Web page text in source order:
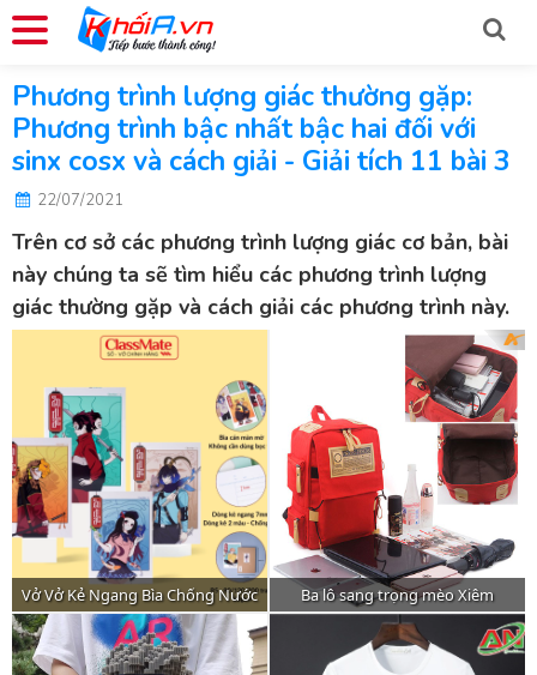
Phương trình lượng giác thường gặp:
Phương trình bậc nhất bậc hai đối với
sinx cosx và cách giải - Giải tích 11 bài 3
22/07/2021
Trên cơ sở các phương trình lượng giác cơ bản, bài
này chúng ta sẽ tìm hiểu các phương trình lượng
giác thường gặp và cách giải các phương trình này.